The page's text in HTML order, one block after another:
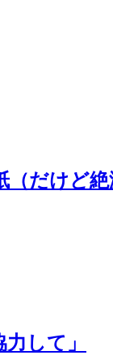
だけど絶
して」